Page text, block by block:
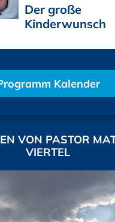
Der große
Kinderwunsch
Kalender
VON PASTOR
VIERTEL